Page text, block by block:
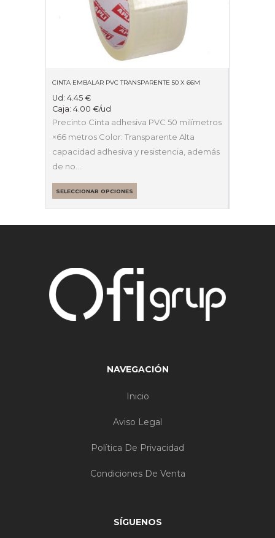
CINTA EMBALAR PVC TRANSPARENTE 50 X 66M
Ud: 4.45 €
Caja: 4.00 €/ud
Precinto Cinta adhesiva PVC 50 milímetros
×66 metros Color: Transparente Alta
capacidad adhesiva y resistencia, además
de no…
SELECCIONAR OPCIONES
NAVEGACIÓN
Inicio
Aviso Legal
Política De Privacidad
Condiciones De Venta
SÍGUENOS